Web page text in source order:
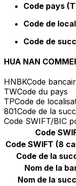
Code pays
Code de
Code de
HUA NAN
HNBKCode
TWCode du pays
TPCode de
801Code de la
Code SWIFT/BIC
Code
Code SWIFT (8
Code de la
Nom de la
Nom de la